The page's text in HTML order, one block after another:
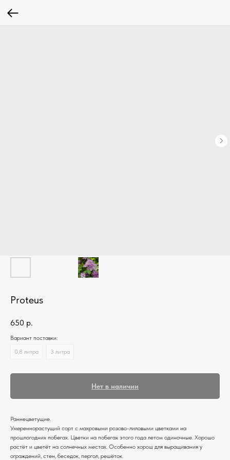
Proteus
650 р.
Вариант поставки:
0,8 литра
3 литра
Нет в наличии
Раннецветущие.
Умереннорастущий сорт с махровыми розово-лиловыми цветками на
прошлогодних побегах. Цветки на побегах этого года летом одиночные. Хорошо
растёт и цветёт на солнечных местах. Особенно хорош для выращивания у
ограждений, стен, беседок, пергол, решёток.